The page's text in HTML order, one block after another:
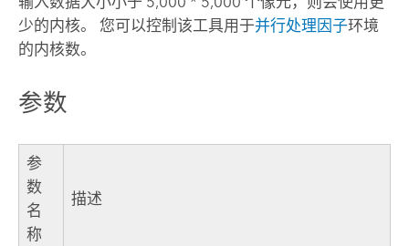
少的内核。 您可以控制该工具用于并行处理因子环境
的内核数。
参数
参
数
名
称
描述